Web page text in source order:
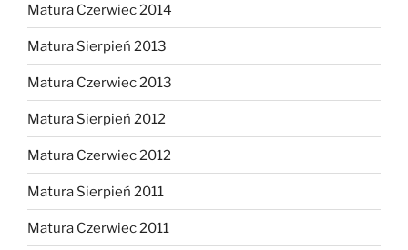
Matura Czerwiec 2014
Matura Sierpień 2013
Matura Czerwiec 2013
Matura Sierpień 2012
Matura Czerwiec 2012
Matura Sierpień 2011
Matura Czerwiec 2011